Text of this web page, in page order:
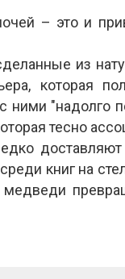
– это и
из
которая
ними "надолго
тесно
доставляют
книг на